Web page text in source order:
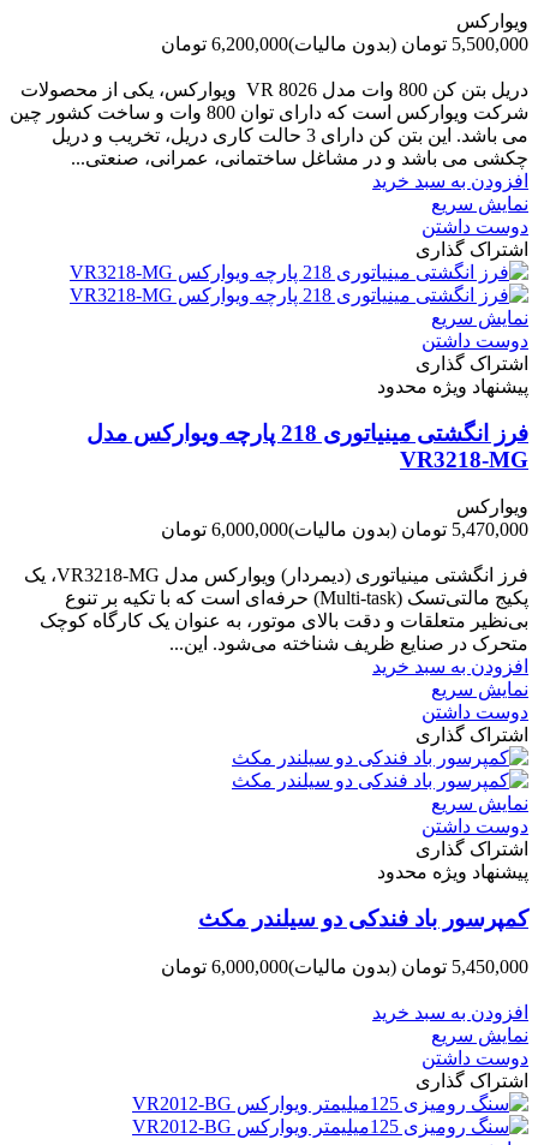
ویوارکس
5,500,000 تومان
(بدون مالیات)6,200,000 تومان
دریل بتن کن 800 وات مدل VR 8026 ویوارکس، یکی از محصولات
شرکت ویوارکس است که دارای توان 800 وات و ساخت کشور چین
می باشد. این بتن کن دارای 3 حالت کاری دریل، تخریب و دریل
چکشی می باشد و در مشاغل ساختمانی، عمرانی، صنعتی...
افزودن به سبد خرید
نمایش سریع
دوست داشتن
اشتراک گذاری
نمایش سریع
دوست داشتن
اشتراک گذاری
پیشنهاد ویژه محدود
فرز انگشتی مینیاتوری 218 پارچه ویوارکس مدل
VR3218-MG
ویوارکس
5,470,000 تومان
(بدون مالیات)6,000,000 تومان
فرز انگشتی مینیاتوری (دیمردار) ویوارکس مدل VR3218-MG، یک
پکیج مالتی‌تسک (Multi-task) حرفه‌ای است که با تکیه بر تنوع
بی‌نظیر متعلقات و دقت بالای موتور، به عنوان یک کارگاه کوچک
متحرک در صنایع ظریف شناخته می‌شود. این...
افزودن به سبد خرید
نمایش سریع
دوست داشتن
اشتراک گذاری
نمایش سریع
دوست داشتن
اشتراک گذاری
پیشنهاد ویژه محدود
کمپرسور باد فندکی دو سیلندر مکث
5,450,000 تومان (بدون مالیات)6,000,000 تومان
افزودن به سبد خرید
نمایش سریع
دوست داشتن
اشتراک گذاری